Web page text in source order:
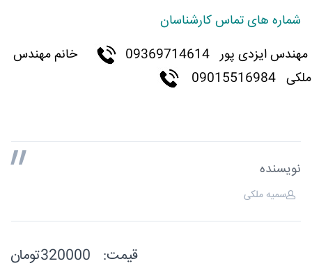
شماره های تماس کارشناسان
مهندس ایزدی پور 09369714614
خانم مهندس
ملکی 09015516984
نویسنده
سمیه ملکی
قیمت: